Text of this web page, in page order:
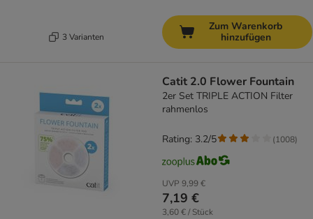
3 Varianten
Zum Warenkorb
hinzufügen
Catit 2.0 Flower Fountain
2er Set TRIPLE ACTION Filter
rahmenlos
UVP 9,99 €
7,19 €
3,60 € / Stück
Rating: 3.2/5 (1008)